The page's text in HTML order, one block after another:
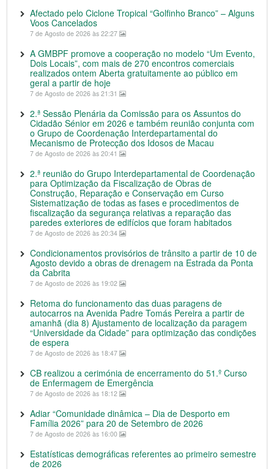
Afectado pelo Ciclone Tropical “Golfinho Branco” – Alguns
Voos Cancelados
7 de Agosto de 2026 às 22:27
A GMBPF promove a cooperação no modelo “Um Evento,
Dois Locais”, com mais de 270 encontros comerciais
realizados ontem Aberta gratuitamente ao público em
geral a partir de hoje
7 de Agosto de 2026 às 21:31
2.ª Sessão Plenária da Comissão para os Assuntos do
Cidadão Sénior em 2026 e também reunião conjunta com
o Grupo de Coordenação Interdepartamental do
Mecanismo de Protecção dos Idosos de Macau
7 de Agosto de 2026 às 20:41
2.ª reunião do Grupo Interdepartamental de Coordenação
para Optimização da Fiscalização de Obras de
Construção, Reparação e Conservação em Curso
Sistematização de todas as fases e procedimentos de
fiscalização da segurança relativas a reparação das
paredes exteriores de edifícios que foram habitados
7 de Agosto de 2026 às 20:34
Condicionamentos provisórios de trânsito a partir de 10 de
Agosto devido a obras de drenagem na Estrada da Ponta
da Cabrita
7 de Agosto de 2026 às 19:02
Retoma do funcionamento das duas paragens de
autocarros na Avenida Padre Tomás Pereira a partir de
amanhã (dia 8) Ajustamento de localização da paragem
“Universidade da Cidade” para optimização das condições
de espera
7 de Agosto de 2026 às 18:47
CB realizou a cerimónia de encerramento do 51.º Curso
de Enfermagem de Emergência
7 de Agosto de 2026 às 18:12
Adiar “Comunidade dinâmica – Dia de Desporto em
Família 2026” para 20 de Setembro de 2026
7 de Agosto de 2026 às 16:00
Estatísticas demográficas referentes ao primeiro semestre
de 2026